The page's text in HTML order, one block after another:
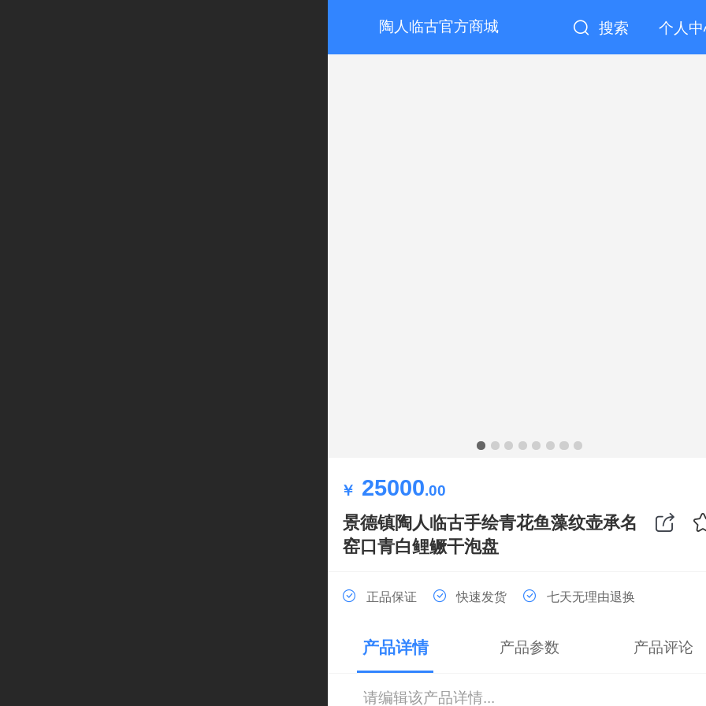
陶人临古官方商城 搜索 个人
￥ 25000.00
景德镇陶人临古手绘青花鱼藻纹壶承名
窑口青白鲤鳜干泡盘
正品保证 快速发货 七天无理由退换
产品详情 产品参数 产品评论
请编辑该产品详情...